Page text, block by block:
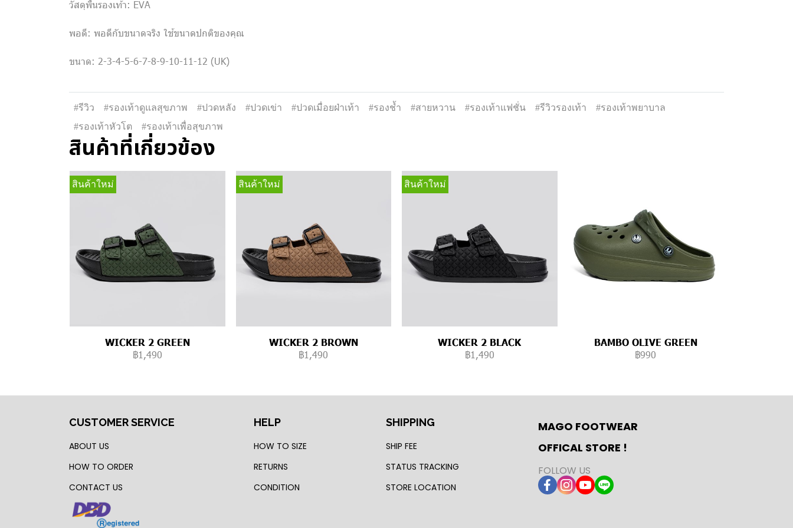
วัสดุพื้นรองเท้า: EVA
พอดี: พอดีกับขนาดจริง ใช้ขนาดปกติของคุณ
ขนาด: 2-3-4-5-6-7-8-9-10-11-12 (UK)
#รีวิว #รองเท้าดูแลสุขภาพ #ปวดหลัง #ปวดเข่า #ปวดเมื่อยฝ่าเท้า #รองช้ำ #สายหวาน #รองเท้าแฟชั่น #รีวิวรองเท้า
#รองเท้าพยาบาล
#รองเท้าหัวโต
#รองเท้าเพื่อสุขภาพ
สินค้าที่เกี่ยวข้อง
สินค้าใหม่
WICKER 2 GREEN
฿1,490
สินค้าใหม่
WICKER 2 BROWN
฿1,490
สินค้าใหม่
WICKER 2 BLACK
฿1,490
BAMBO OLIVE GREEN
฿990
CUSTOMER SERVICE
ABOUT US
HOW TO ORDER
CONTACT US
HELP
HOW TO SIZE
RETURNS
CONDITION
SHIPPING
SHIP FEE
STATUS TRACKING
STORE LOCATION
MAGO FOOTWEAR
OFFICAL STORE !
FOLLOW US